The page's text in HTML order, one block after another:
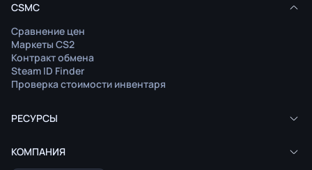
CSMC
Сравнение цен
Маркеты CS2
Контракт обмена
Steam ID Finder
Проверка стоимости инвентаря
РЕСУРСЫ
КОМПАНИЯ